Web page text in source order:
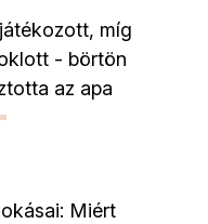
míg
- börtön
az apa
Miért